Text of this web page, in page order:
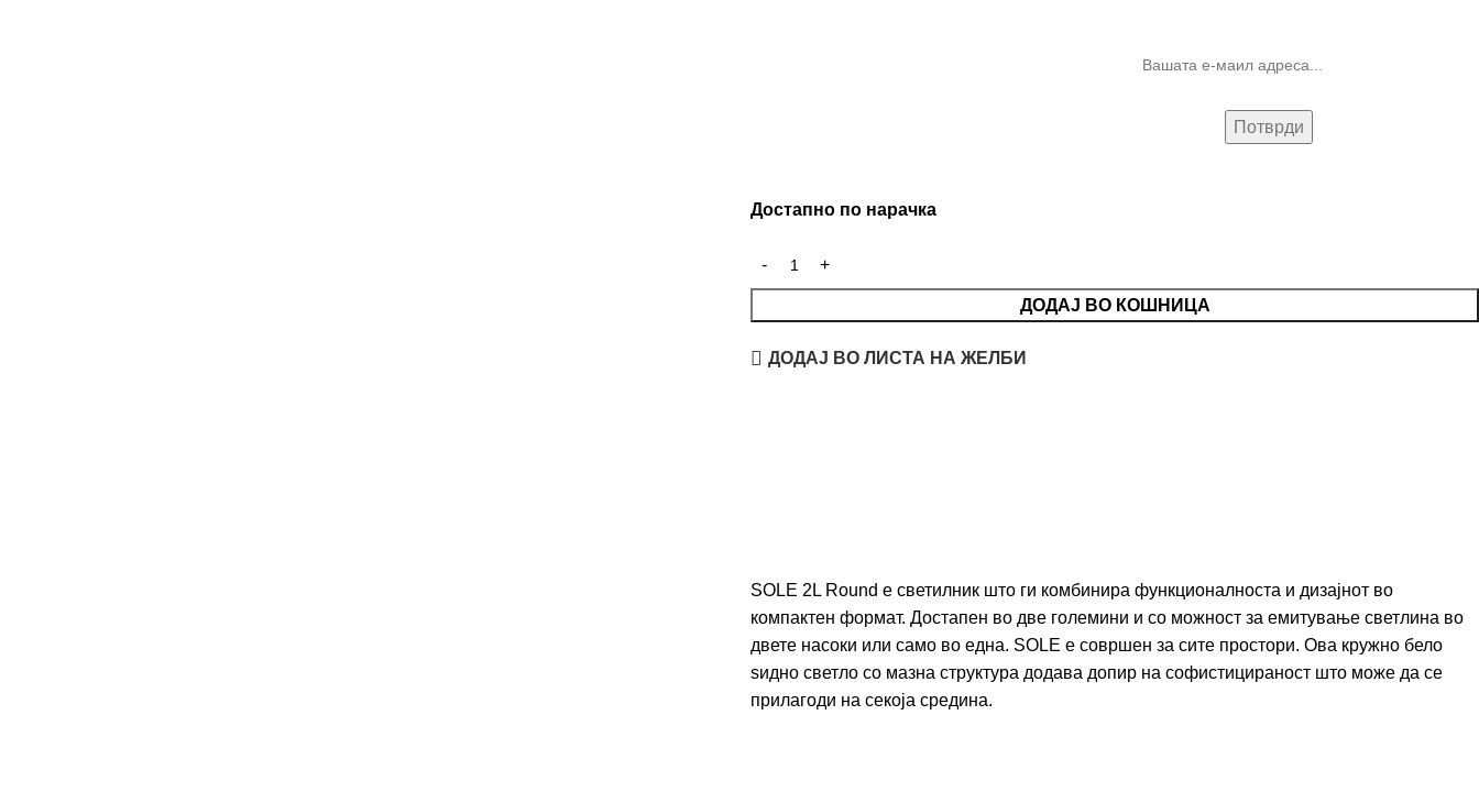
Достапно по нарачка
ДОДАЈ ВО КОШНИЦА
ДОДАЈ ВО ЛИСТА НА ЖЕЛБИ
SOLE 2L Round е светилник што ги комбинира функционалноста и дизајнот во
компактен формат. Достапен во две големини и со можност за емитување светлина во
двете насоки или само во една. SOLE е совршен за сите простори. Ова кружно бело
ѕидно светло со мазна структура додава допир на софистицираност што може да се
прилагоди на секоја средина.